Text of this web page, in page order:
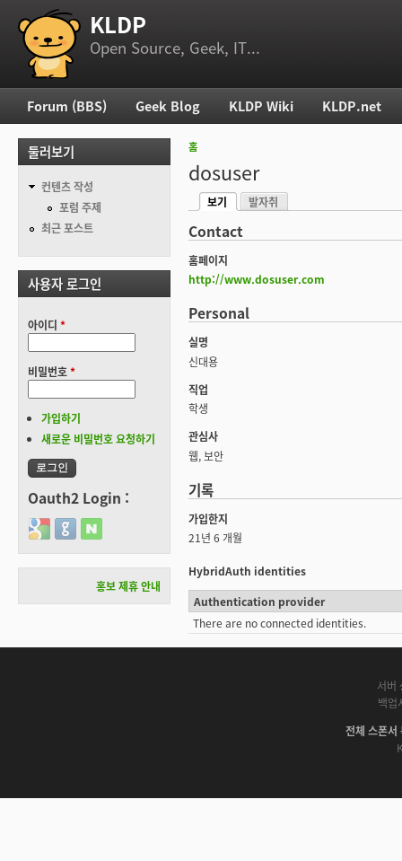
부 메뉴 KLDP
Open Source, Geek, IT...
현재 위치
홈
dosuser
기본탭
보기
발자취
Contact
홈페이지
http://www.dosuser.com
Personal
실명
신대용
직업
학생
관심사
웹, 보안
기록
가입한지
21년 6 개월
HybridAuth identities
Authentication provider
There are no connected identities.
주 메뉴
Forum (BBS) Geek Blog KLDP Wiki KLDP.net
둘러보기
컨텐츠 작성
포럼 주제
최근 포스트
사용자 로그인
아이디 *
비밀번호*
가입하기
새로운 비밀번호 요청하기
Oauth2 Login :
Login with Google
Login with GitHub
Login with Naver
홍보 제휴 안내
서버
백업
전체 스폰서